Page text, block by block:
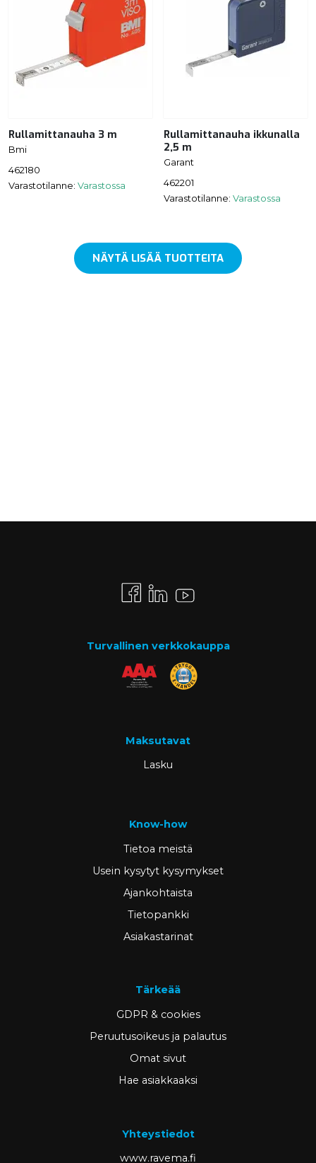
Rullamittanauha 3 m
Bmi
462180
Varastotilanne: Varastossa
Rullamittanauha ikkunalla
2,5 m
Garant
462201
Varastotilanne: Varastossa
NÄYTÄ LISÄÄ TUOTTEITA
Turvallinen verkkokauppa
Maksutavat
Lasku
Know-how
Tietoa meistä
Usein kysytyt kysymykset
Ajankohtaista
Tietopankki
Asiakastarinat
Tärkeää
GDPR & cookies
Peruutusoikeus ja palautus
Omat sivut
Hae asiakkaaksi
Yhteystiedot
www.ravema.fi